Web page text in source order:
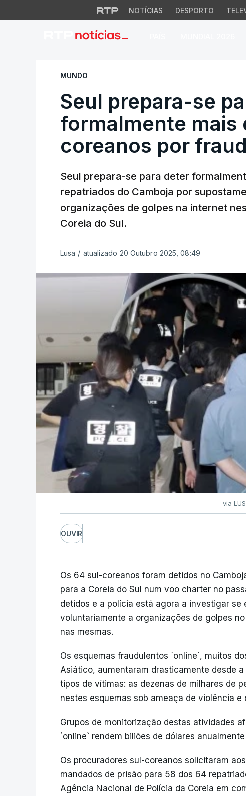
NOTÍCIAS DESPORTO
Seul prepara-se
MUNDO
Seul prepara-se
formalmente mais
coreanos por
Seul prepara-se para deter
repatriados do Camboja por
organizações de golpes na internet
Coreia do Sul.
Lusa / atualizado 20 Outubro 2025, 08:49
via
OUVIR
Os 64 sul-coreanos foram detidos no
para a Coreia do Sul num voo charter no
detidos e a polícia está agora a investigar se
voluntariamente a organizações de golpes
nas mesmas.
Os esquemas fraudulentos `online`, muitos
Asiático, aumentaram drasticamente desde
tipos de vítimas: as dezenas de milhares de
nestes esquemas sob ameaça de violência
Grupos de monitorização destas atividades
`online` rendem biliões de dólares
Os procuradores sul-coreanos solicitaram
mandados de prisão para 58 dos 64
Agência Nacional de Polícia da Coreia em